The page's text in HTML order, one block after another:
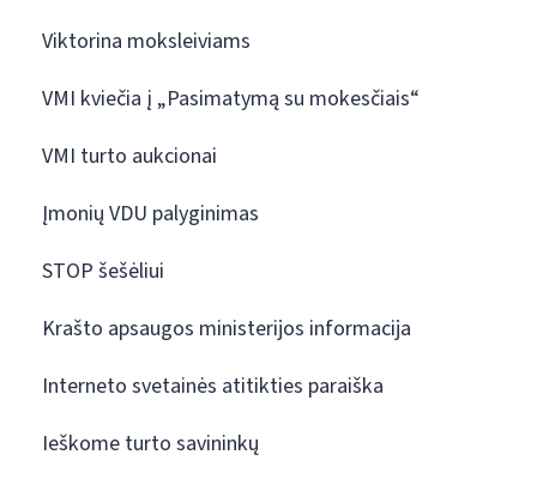
Viktorina moksleiviams
VMI kviečia į „Pasimatymą su mokesčiais“
VMI turto aukcionai
Įmonių VDU palyginimas
STOP šešėliui
Krašto apsaugos ministerijos informacija
Interneto svetainės atitikties paraiška
Ieškome turto savininkų